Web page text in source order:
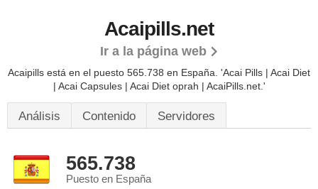
Acaipills.net
Ir a la página web
Acaipills está en el puesto 565.738 en España. 'Acai Pills | Acai Diet
| Acai Capsules | Acai Diet oprah | AcaiPills.net.'
Análisis Contenido Servidores
565.738
Puesto en España